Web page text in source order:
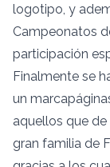
logotipo, y
Campeonatos
participación
Finalmente se
un
aquellos que
gran familia de